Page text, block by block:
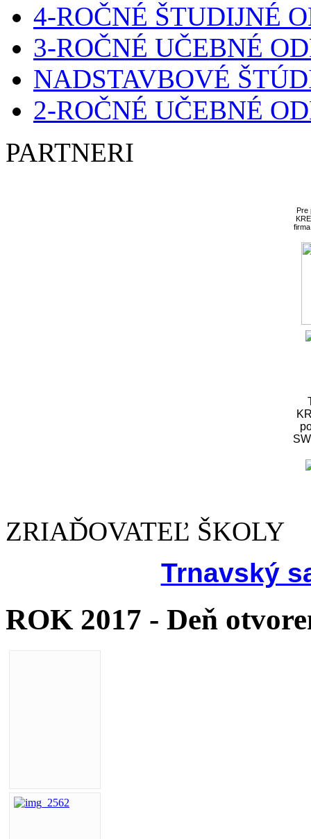
4-ROČNÉ ŠTUDIJNÉ
3-ROČNÉ UČEBNÉ
NADSTAVBOVÉ
2-ROČNÉ UČEBNÉ
PARTNERI
Pre
ZRIAĎOVATEĽ ŠKOLY
Trnavský
ROK 2017 - Deň